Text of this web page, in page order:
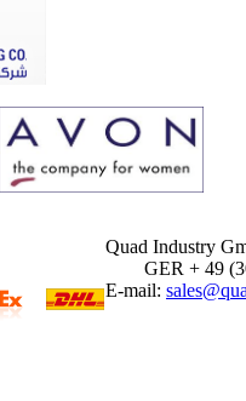
Quad Industry
GER + 49
E-mail: